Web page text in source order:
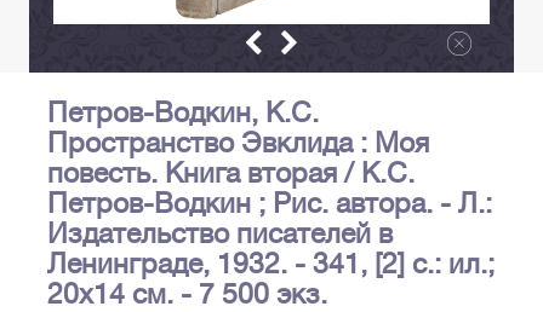
Петров-Водкин, К.С.
Пространство Эвклида : Моя
повесть. Книга вторая / К.С.
Петров-Водкин ; Рис. автора. - Л.:
Издательство писателей в
Ленинграде, 1932. - 341, [2] с.: ил.;
20х14 см. - 7 500 экз.